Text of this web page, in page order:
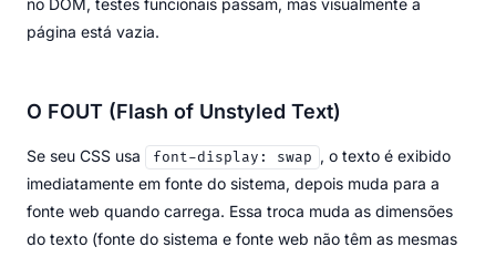
página está vazia.
O FOUT (Flash of Unstyled Text)
Se seu CSS usa font-display: swap , o texto é exibido
imediatamente em fonte do sistema, depois muda para a
fonte web quando carrega. Essa troca muda as dimensões
do texto (fonte do sistema e fonte web não têm as mesmas